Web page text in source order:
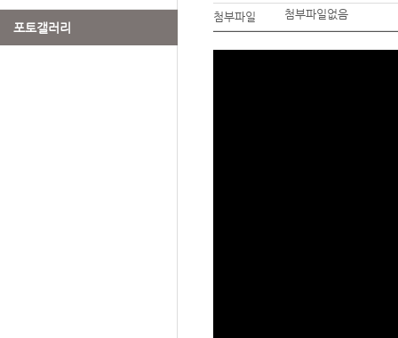
포토갤러리
첨부파일 첨부파일없음